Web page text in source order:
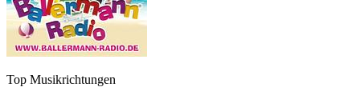
Top Musikrichtungen